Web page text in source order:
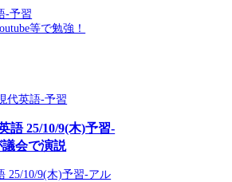
-予習
等で勉強！
代英語-予習
語 25/10/9(木)予習-
会で演説
25/10/9(木)予習-アル